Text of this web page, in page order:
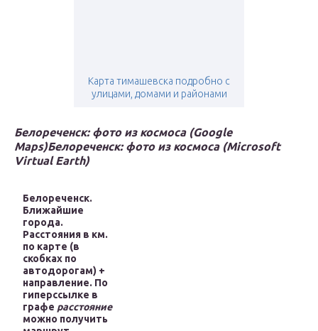
Карта тимашевска подробно с
улицами, домами и районами
Белореченск: фото из космоса (Google
Maps)Белореченск: фото из космоса (Microsoft
Virtual Earth)
Белореченск.
Ближайшие
города.
Расстояния в км.
по карте (в
скобках по
автодорогам) +
направление. По
гиперссылке в
графе расстояние
можно получить